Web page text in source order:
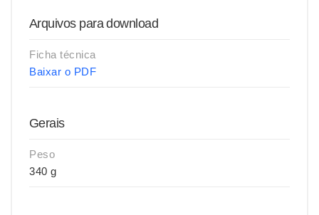
Arquivos para download
Ficha técnica
Baixar o PDF
Gerais
Peso
340 g